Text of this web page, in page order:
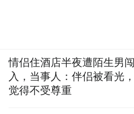
情侣住酒店半夜遭陌生男闯
入，当事人：伴侣被看光，
觉得不受尊重